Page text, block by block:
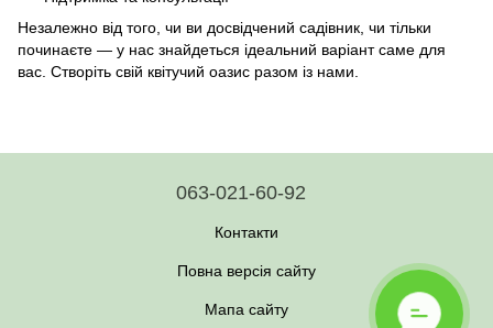
Незалежно від того, чи ви досвідчений садівник, чи тільки
починаєте — у нас знайдеться ідеальний варіант саме для
вас. Створіть свій квітучий оазис разом із нами.
063-021-60-92
Контакти
Повна версія сайту
Мапа сайту
НЕ ВИХОДИТЬ
ЗАМОВИТИ?